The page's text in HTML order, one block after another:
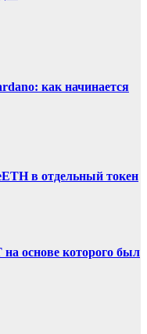
как начинается
в отдельный токен
основе которого был